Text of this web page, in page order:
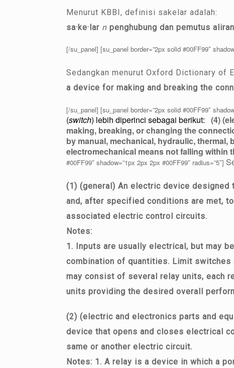
Menurut KBBI, definisi sakelar adalah:
sa·ke·lar n penghubung dan pemutus
[/su_panel] [su_panel border=”2px solid #00FF99″
Sedangkan menurut Oxford Dictionary of
a device for making and breaking the
[/su_panel] [su_panel border=”2px solid #00FF99″
(switch) lebih diperinci sebagai berikut: (4)
making, breaking, or changing the
by manual, mechanical, hydraulic,
electromechanical means not falling within
#00FF99″ shadow=”1px 2px 2px #00FF99″ radius=”5″]
(1) (general) An electric device
and, after specified conditions are met,
associated electric control circuits.
Notes:
1. Inputs are usually electrical, but may
combination of quantities. Limit
may consist of several relay units, each
units providing the desired overall
(2) (electric and electronics parts and
device that opens and closes electrical
same or another electric circuit.
Notes: 1. A relay is a device in which a